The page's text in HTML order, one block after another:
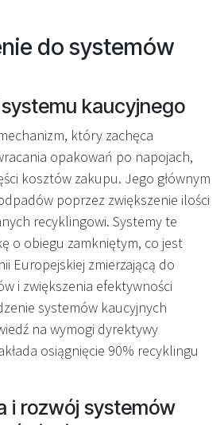
do systemów
kaucyjnego
który zachęca
opakowań po napojach,
kosztów zakupu. Jego głównym
poprzez zwiększenie ilości
recyklingowi. Systemy te
o obiegu zamkniętym, co jest
Europejskiej zmierzającą do
i zwiększenia efektywności
systemów kaucyjnych
na wymogi dyrektywy
osiągnięcie 90% recyklingu
i rozwój systemów